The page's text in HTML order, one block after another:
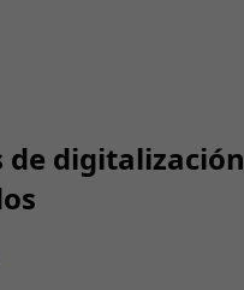
de digitalización